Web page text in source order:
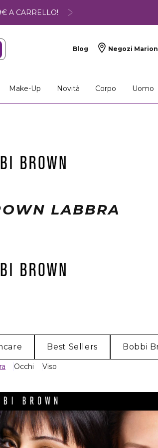
A CARRELLO!
Blog Negozi
Make-Up Novità Corpo Uomo
LABBRA
Best Sellers Bobbi
Occhi Viso